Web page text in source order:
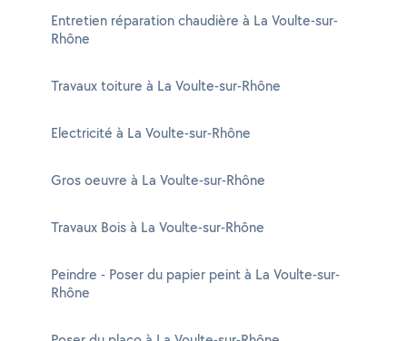
Entretien réparation chaudière à La Voulte-sur-
Rhône
Travaux toiture à La Voulte-sur-Rhône
Electricité à La Voulte-sur-Rhône
Gros oeuvre à La Voulte-sur-Rhône
Travaux Bois à La Voulte-sur-Rhône
Peindre - Poser du papier peint à La Voulte-sur-
Rhône